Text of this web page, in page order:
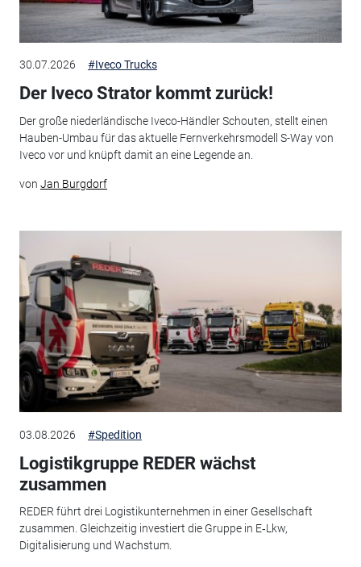
30.07.2026 #Iveco Trucks
Der Iveco Strator kommt zurück!
Der große niederländische Iveco-Händler Schouten, stellt einen
Hauben-Umbau für das aktuelle Fernverkehrsmodell S-Way von
Iveco vor und knüpft damit an eine Legende an.
von Jan Burgdorf
03.08.2026 #Spedition
Logistikgruppe REDER wächst
zusammen
REDER führt drei Logistikunternehmen in einer Gesellschaft
zusammen. Gleichzeitig investiert die Gruppe in E‑Lkw,
Digitalisierung und Wachstum.